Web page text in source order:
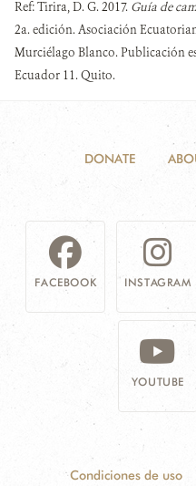
Ref: Tirira, D. G. 2017. Guía de
2a. edición. Asociación
Murciélago Blanco. Publicación
Ecuador 11. Quito.
DONATE
FACEBOOK INSTAGRAM
YOUTUBE
Condiciones de uso